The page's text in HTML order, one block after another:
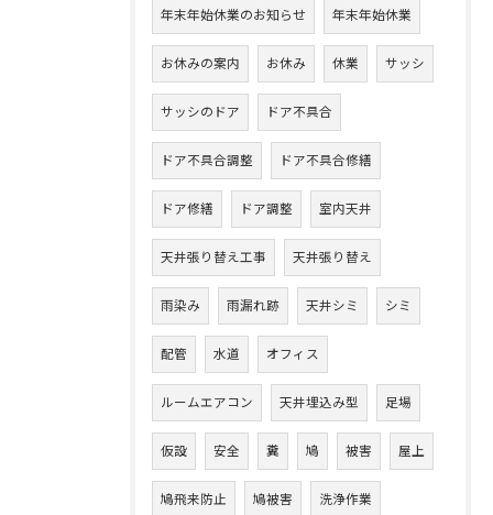
年末年始休業のお知らせ 年末年始休業
お休みの案内 お休み 休業 サッシ
サッシのドア ドア不具合
ドア不具合調整 ドア不具合修繕
ドア修繕 ドア調整 室内天井
天井張り替え工事 天井張り替え
雨染み 雨漏れ跡 天井シミ シミ
配管 水道 オフィス
ルームエアコン 天井埋込み型 足場
仮設 安全 糞 鳩 被害 屋上
鳩飛来防止 鳩被害 洗浄作業